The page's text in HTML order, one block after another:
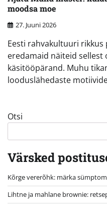
moodsa moe
27. Juuni 2026
Eesti rahvakultuuri
eredamaid näiteid sellest
käsitööpärand. Muhu
looduslähedaste
Otsi
Värsked
Kõrge vererõhk: märka
Lihtne ja mahlane brownie: